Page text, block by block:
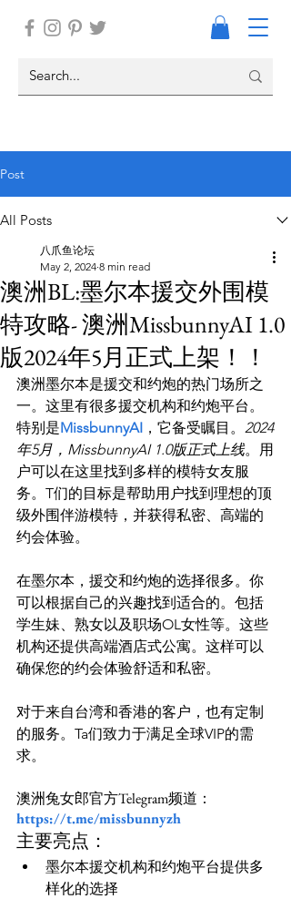
Post
All Posts
澳洲BL:墨尔本援交外围模
特攻略- 澳洲MissbunnyAI 1.0
版2024年5月正式上架！！
八爪鱼论坛
May 2, 2024 8 min read
澳洲墨尔本是援交和约炮的热门场所之
一。这里有很多援交机构和约炮平台。
特别是MissbunnyAI ，它备受瞩目。 2024
年5月，MissbunnyAI 1.0版正式上线。用
户可以在这里找到多样的模特女友服
务。T们的目标是帮助用户找到理想的顶
级外围伴游模特，并获得私密、高端的
约会体验。
在墨尔本，援交和约炮的选择很多。你
可以根据自己的兴趣找到适合的。包括
学生妹、熟女以及职场OL女性等。这些
机构还提供高端酒店式公寓。这样可以
确保您的约会体验舒适和私密。
对于来自台湾和香港的客户，也有定制
的服务。Ta们致力于满足全球VIP的需
澳洲兔女郎官方Telegram频道：
https://t.me/missbunnyzh
主要亮点：
墨尔本援交机构和约炮平台提供多
样化的选择